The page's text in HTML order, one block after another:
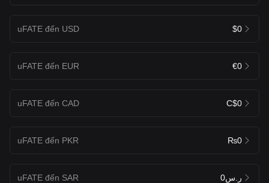
uFATE đến USD $0
uFATE đến EUR €0
uFATE đến CAD C$0
uFATE đến PKR ₨0
uFATE đến SAR ر.س0